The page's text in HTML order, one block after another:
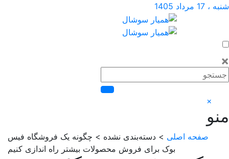
1405
صفحه اصلی> دسته‌بندی نشده > چگونه یک فروشگاه فیس
بوک برای فروش محصولات بیشتر راه اندازی کنیم